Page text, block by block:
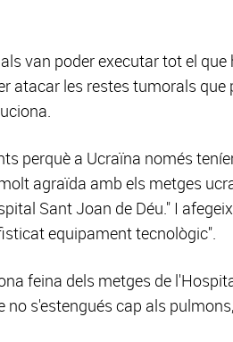
van poder executar tot el
atacar les restes tumorals
perquè a Ucraïna només
agraïda amb els metges
Sant Joan de Déu." I
equipament tecnològic".
feina dels metges de
s'estengués cap als